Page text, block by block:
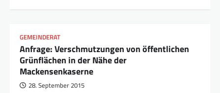
GEMEINDERAT
Anfrage: Verschmutzungen von öffentlichen
Grünflächen in der Nähe der
Mackensenkaserne
28. September 2015